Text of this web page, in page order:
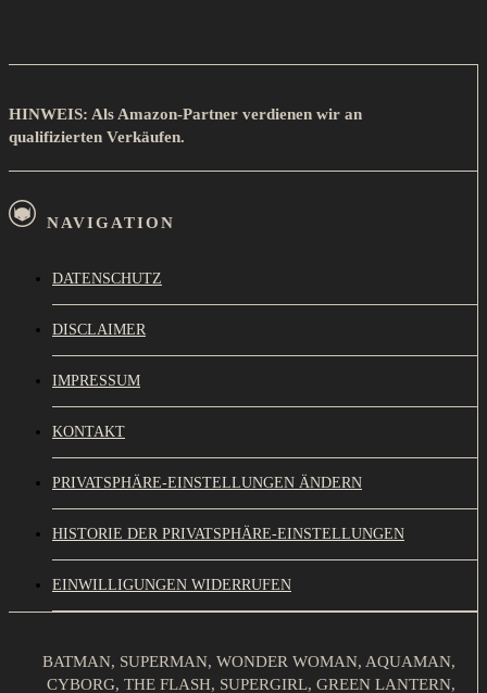
HINWEIS: Als Amazon-Partner verdienen wir an
qualifizierten Verkäufen.
NAVIGATION
DATENSCHUTZ
DISCLAIMER
IMPRESSUM
KONTAKT
PRIVATSPHÄRE-EINSTELLUNGEN ÄNDERN
HISTORIE DER PRIVATSPHÄRE-EINSTELLUNGEN
EINWILLIGUNGEN WIDERRUFEN
BATMAN, SUPERMAN, WONDER WOMAN, AQUAMAN,
CYBORG, THE FLASH, SUPERGIRL, GREEN LANTERN,